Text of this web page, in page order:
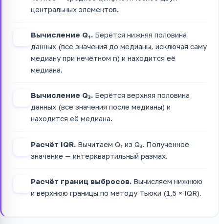
центральных элементов.
Вычисление Q₁. Берётся нижняя половина
данных (все значения до медианы, исключая саму
медиану при нечётном n) и находится её
медиана.
Вычисление Q₃. Берётся верхняя половина
данных (все значения после медианы) и
находится её медиана.
Расчёт IQR. Вычитаем Q₁ из Q₃. Полученное
значение — интерквартильный размах.
Расчёт границ выбросов. Вычисляем нижнюю
и верхнюю границы по методу Тьюки (1,5 × IQR).